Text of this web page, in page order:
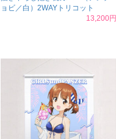
ョビ／白）2WAYトリコット
13,200円